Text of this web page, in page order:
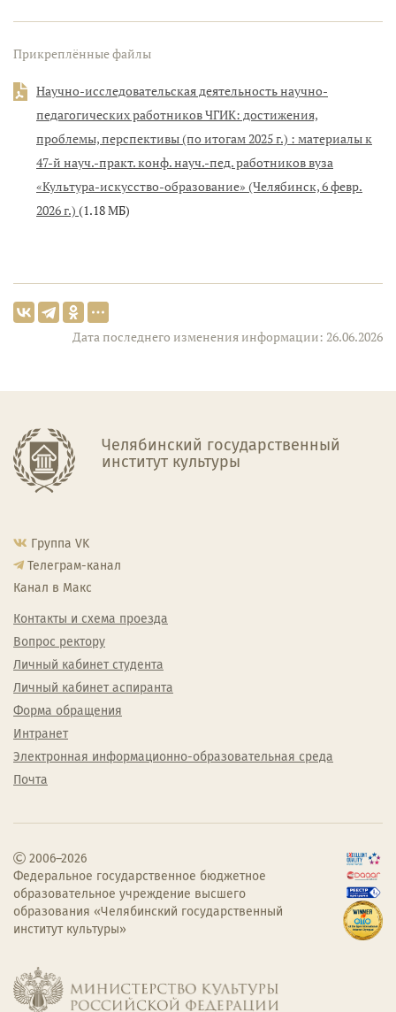
Прикреплённые файлы
Научно-исследовательская деятельность научно-
педагогических работников ЧГИК: достижения,
проблемы, перспективы (по итогам 2025 г.) : материалы к
47-й науч.-практ. конф. науч.-пед. работников вуза
«Культура-искусство-образование» (Челябинск, 6 февр.
2026 г.) (1.18 МБ)
Дата последнего изменения информации: 26.06.2026
Челябинский государственный
институт культуры
Группа VK
Телеграм-канал
Канал в Макс
Контакты и схема проезда
Вопрос ректору
Личный кабинет студента
Личный кабинет аспиранта
Форма обращения
Интранет
Электронная информационно-образовательная среда
Почта
2006–2026
Федеральное государственное бюджетное
образовательное учреждение высшего
образования «Челябинский государственный
институт культуры»